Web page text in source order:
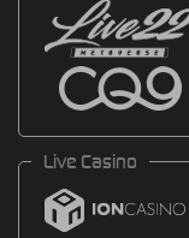
Live Casino